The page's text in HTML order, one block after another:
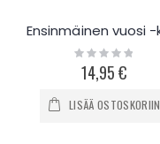
Rating:
0%
14,95 €
LISÄÄ OSTOSKORIIN